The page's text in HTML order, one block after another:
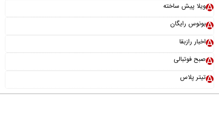
ویلا پیش ساخته
بونوس رایگان
اخبار رازبقا
صبح فوتبالی
تیتر پلاس